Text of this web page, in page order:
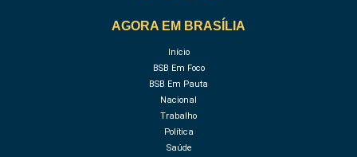
AGORA EM BRASÍLIA
Início
BSB Em Foco
BSB Em Pauta
Nacional
Trabalho
Política
Saúde